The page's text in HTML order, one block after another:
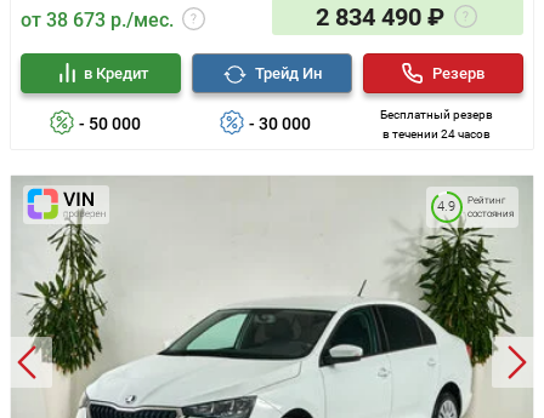
от 38 673 р./мес. 2 834 490 ₽
- 50 000
в Кредит
- 30 000
Трейд Ин
Бесплатный резерв
в течении 24 часов
Резерв
Рейтинг
состояния
4.9